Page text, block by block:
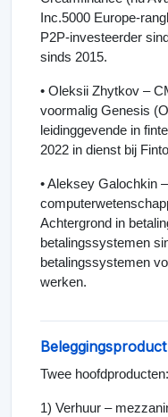
Inc.5000 Europe-
P2P-investeerder
sinds 2015.
• Oleksii Zhytkov –
voormalig Genesis
leidinggevende in
2022 in dienst bij
• Aleksey Galochkin
Achtergrond in
betalingssystemen
betalingssystemen
werken.
Twee hoofdproducten:
1) Verhuur –